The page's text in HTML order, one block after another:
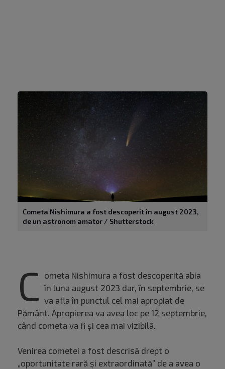
Cometa Nishimura a fost descoperit în august 2023,
de un astronom amator / Shutterstock
C ometa Nishimura a fost descoperită abia
în luna august 2023 dar, în septembrie, se
va afla în punctul cel mai apropiat de
Pământ. Apropierea va avea loc pe 12 septembrie,
când cometa va fi și cea mai vizibilă.
Venirea cometei a fost descrisă drept o
„oportunitate rară și extraordinată” de a avea o